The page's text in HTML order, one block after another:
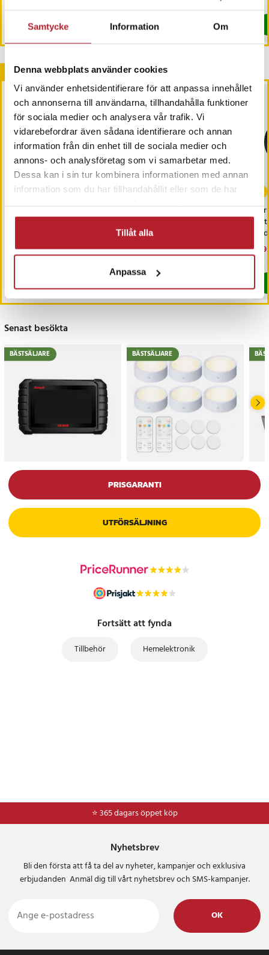
Samtycke Information Om
Denna webbplats använder cookies
Vi använder enhetsidentifierare för att anpassa innehållet
och annonserna till användarna, tillhandahålla funktioner
för sociala medier och analysera vår trafik. Vi
vidarebefordrar även sådana identifierare och annan
information från din enhet till de sociala medier och
annons- och analysföretag som vi samarbetar med.
Dessa kan i sin tur kombinera informationen med annan
information som du har tillhandahållit eller som de har
Tillåt alla
Anpassa
Köp
I lager, levereras inom 1-2 vardagar
Andra köpte också
Hotellövernattning
Pris:1 500 kr
1 500 kr
Pris:299 kr
299 kr
I lager, levereras inom 1-2 vardagar
Senast besökta
BÄSTSÄLJARE BÄSTSÄLJARE
PRISGARANTI
UTFÖRSÄLJNING
Fortsätt att fynda
Tillbehör Hemelektronik
⭐ 365 dagars öppet köp
⭐Frakt 49kr *
Nyhetsbrev
Bli den första att få ta del av nyheter, kampanjer och exklusiva
erbjudanden Anmäl dig till vårt nyhetsbrev och SMS-kampanjer.
OK